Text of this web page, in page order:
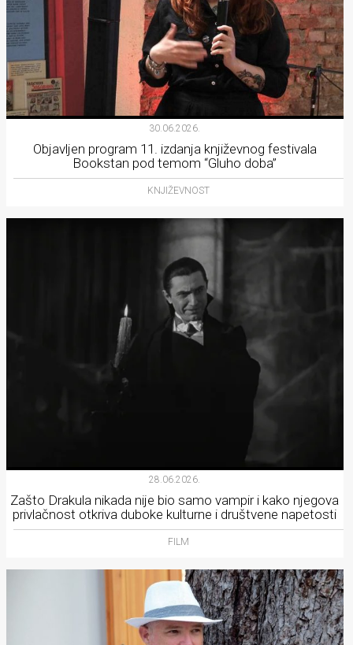
30.06.2026.
Objavljen program 11. izdanja književnog festivala
Bookstan pod temom “Gluho doba”
KNJIŽEVNOST
28.06.2026.
Zašto Drakula nikada nije bio samo vampir i kako njegova
privlačnost otkriva duboke kulturne i društvene napetosti
FILM